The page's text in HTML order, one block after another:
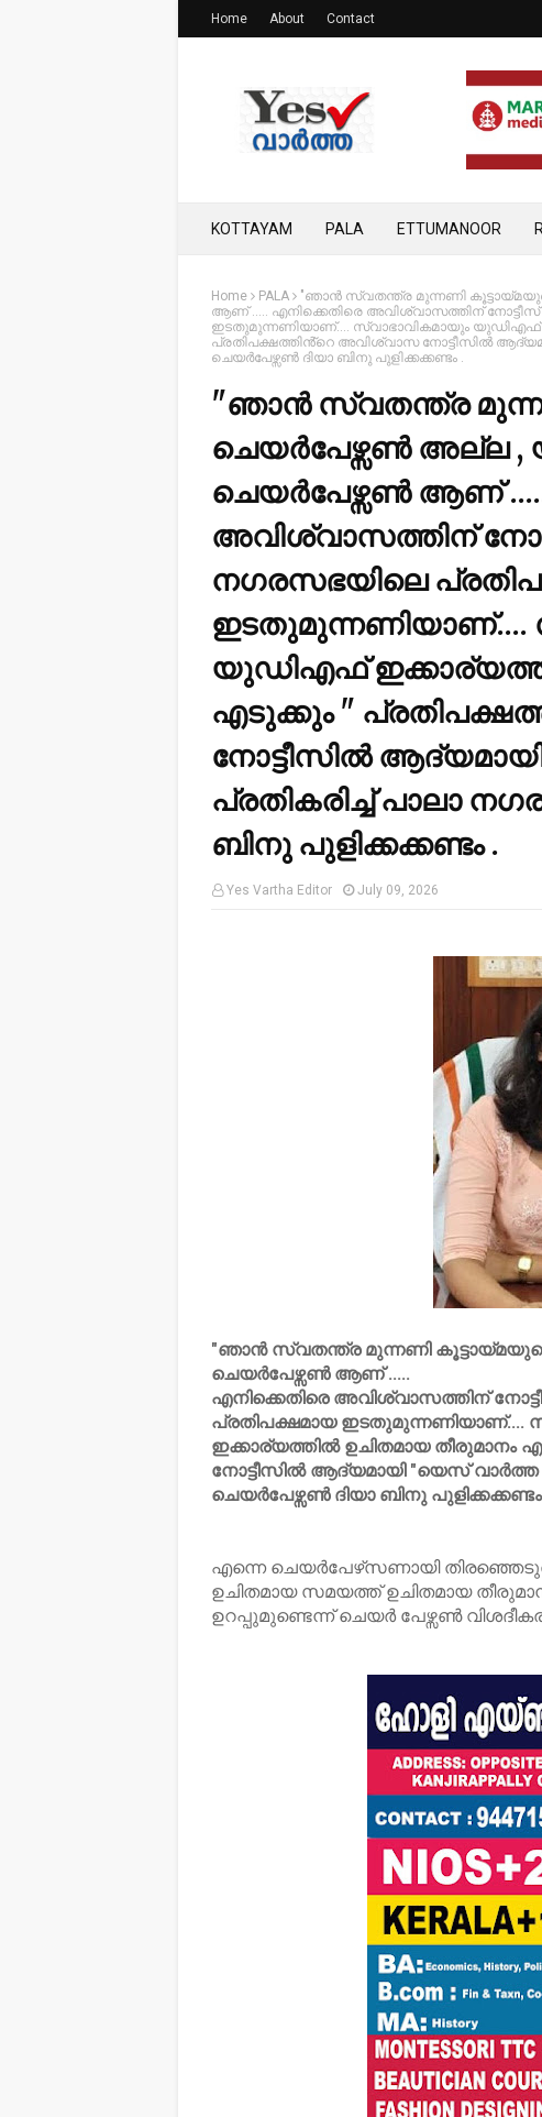
Home About Contact
KOTTAYAM PALA ETTUMANOOR
Home PALA
"ഞാൻ സ്വതന്ത്ര മുന്നണി
ആണ് ..... എനിക്കെതിരെ അവിശ്വാസത്തിന്
ഇടതുമുന്നണിയാണ്.... സ്വാഭാവികമായും യുഡിഎഫ്
പ്രതിപക്ഷത്തിൻ്റെ അവിശ്വാസ നോട്ടീസിൽ
ചെയർപേഴ്സൺ ദിയാ ബിനു പുളിക്കക്കണ്ടം .
"ഞാൻ സ്വതന്ത്ര
ചെയർപേഴ്സൺ അല്ല ,
ചെയർപേഴ്സൺ ആണ് .....
അവിശ്വാസത്തിന്
നഗരസഭയിലെ
ഇടതുമുന്നണിയാണ്....
യുഡിഎഫ്
എടുക്കും "
നോട്ടീസിൽ
പ്രതികരിച്ച് പാലാ
ബിനു പുളിക്കക്കണ്ടം .
Yes Vartha Editor July 09, 2026
"ഞാൻ സ്വതന്ത്ര മുന്നണി
ചെയർപേഴ്സൺ ആണ് .....
എനിക്കെതിരെ അവിശ്വാസത്തിന്
പ്രതിപക്ഷമായ
ഇക്കാര്യത്തിൽ ഉചിതമായ തീരുമാനം
നോട്ടീസിൽ ആദ്യമായി "യെസ്
ചെയർപേഴ്സൺ ദിയാ ബിനു പുളിക്കക്കണ്ടം
എന്നെ ചെയർപേഴ്‌സണായി
ഉചിതമായ സമയത്ത് ഉചിതമായ
ഉറപ്പുമുണ്ടെന്ന് ചെയർ പേഴ്സൺ